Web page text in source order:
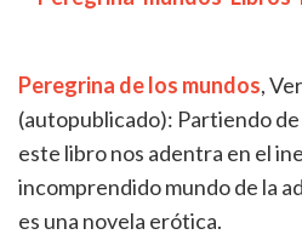
Peregrina de los mundos,
(autopublicado): Partiendo
este libro nos adentra en el
incomprendido mundo de la
es una novela erótica.